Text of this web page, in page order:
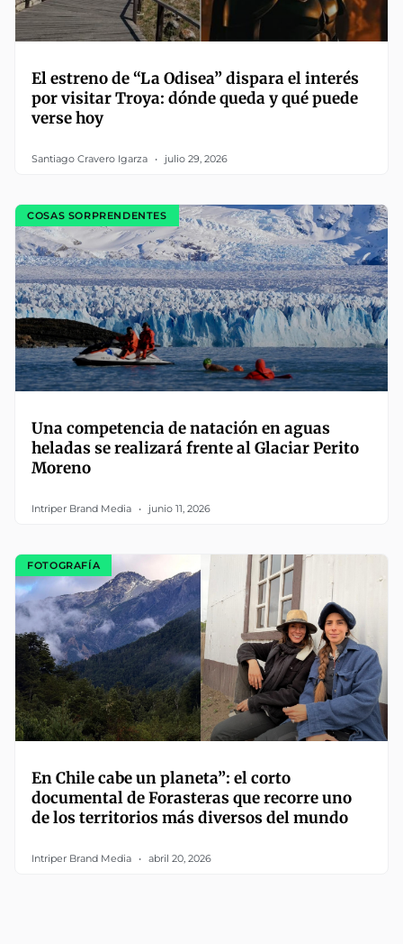
El estreno de “La Odisea” dispara el interés
por visitar Troya: dónde queda y qué puede
verse hoy
Santiago Cravero Igarza julio 29, 2026
COSAS SORPRENDENTES
Una competencia de natación en aguas
heladas se realizará frente al Glaciar Perito
Moreno
Intriper Brand Media junio 11, 2026
FOTOGRAFÍA
En Chile cabe un planeta”: el corto
documental de Forasteras que recorre uno
de los territorios más diversos del mundo
Intriper Brand Media abril 20, 2026